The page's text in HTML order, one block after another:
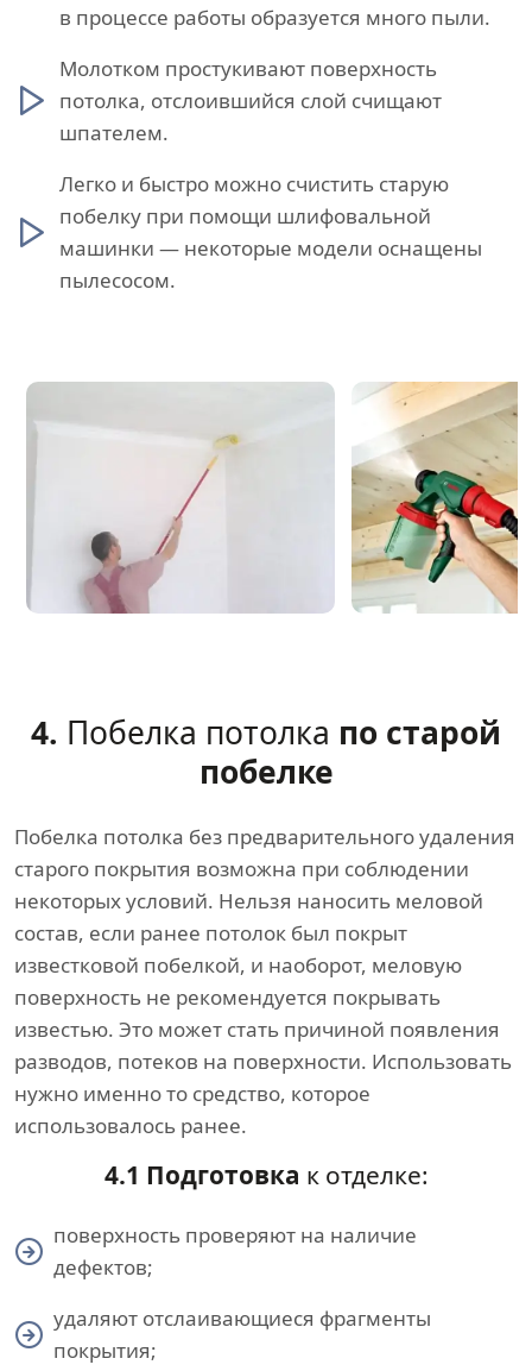
в процессе работы образуется много пыли.
Молотком простукивают поверхность
потолка, отслоившийся слой счищают
шпателем.
Легко и быстро можно счистить старую
побелку при помощи шлифовальной
машинки — некоторые модели оснащены
пылесосом.
4. Побелка потолка по старой
побелке
Побелка потолка без предварительного удаления
старого покрытия возможна при соблюдении
некоторых условий. Нельзя наносить меловой
состав, если ранее потолок был покрыт
известковой побелкой, и наоборот, меловую
поверхность не рекомендуется покрывать
известью. Это может стать причиной появления
разводов, потеков на поверхности. Использовать
нужно именно то средство, которое
использовалось ранее.
4.1 Подготовка к отделке:
поверхность проверяют на наличие
дефектов;
удаляют отслаивающиеся фрагменты
покрытия;